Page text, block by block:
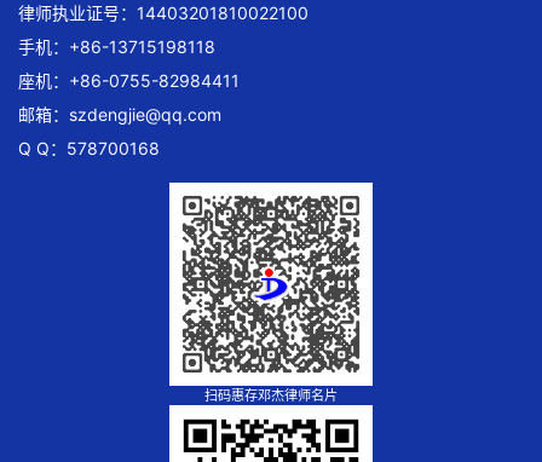
律师执业证号：14403201810022100
手机：+86-13715198118
座机：+86-0755-82984411
邮箱： szdengjie@qq.com
Q Q：578700168
扫码惠存邓杰律师名片